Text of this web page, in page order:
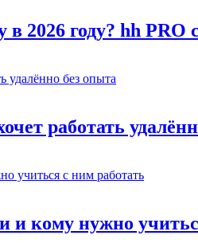
в 2026 году? hh
работать
кому нужно